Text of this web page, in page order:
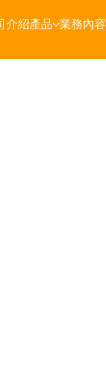
介紹產品 業務內容